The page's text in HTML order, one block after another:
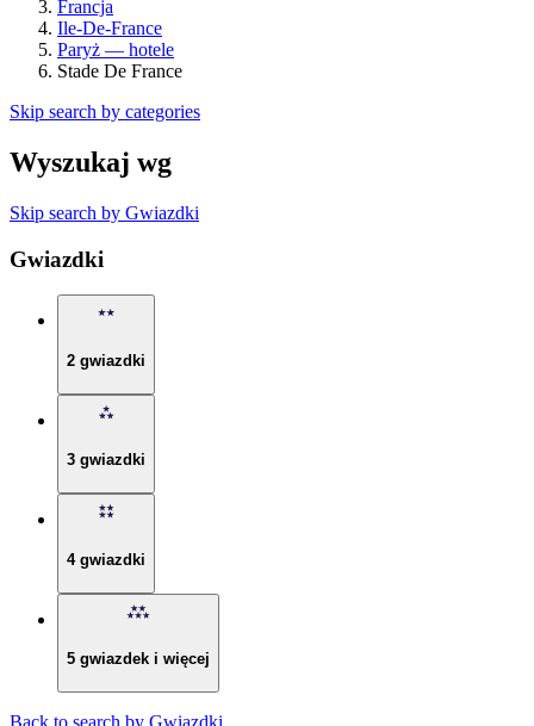
Francja
Ile-De-France
Paryż — hotele
Stade De France
Skip search by categories
Wyszukaj wg
Skip search by Gwiazdki
Gwiazdki
2 gwiazdki
3 gwiazdki
4 gwiazdki
5 gwiazdek i więcej
Back to search by Gwiazdki